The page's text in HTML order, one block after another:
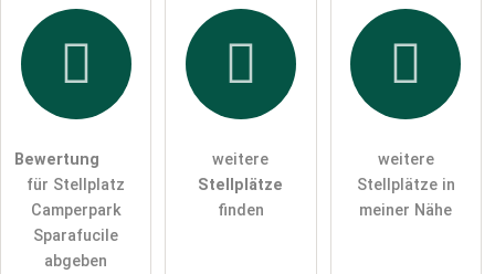
Bewertung
für Stellplatz
Camperpark
Sparafucile
abgeben
weitere
Stellplätze
finden
weitere
Stellplätze in
meiner Nähe